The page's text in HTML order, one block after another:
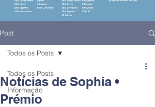
Post
Todos os Posts
Informação
Todos os Posts
Notícias de Sophia •
Prémio